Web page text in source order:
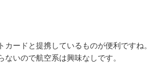
ードと提携しているものが便利ですね。
いので航空系は興味なしです。